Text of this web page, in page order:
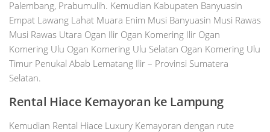
Palembang, Prabumulih. Kemudian Kabupaten Banyuasin
Empat Lawang Lahat Muara Enim Musi Banyuasin Musi Rawas
Musi Rawas Utara Ogan Ilir Ogan Komering Ilir Ogan
Komering Ulu Ogan Komering Ulu Selatan Ogan Komering Ulu
Timur Penukal Abab Lematang Ilir – Provinsi Sumatera
Selatan.
Rental Hiace Kemayoran ke Lampung
Kemudian Rental Hiace Luxury Kemayoran dengan rute